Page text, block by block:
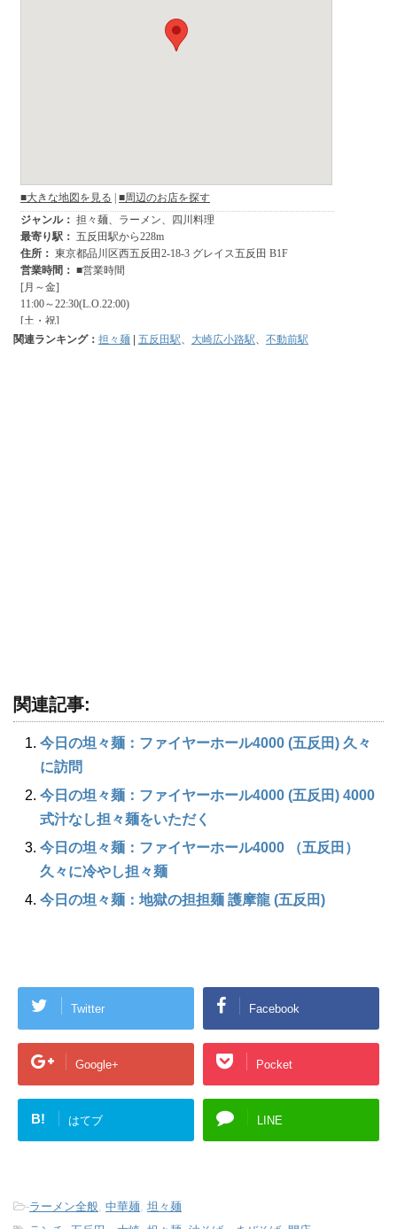
関連ランキング： 担々麺 五反田駅、 大崎広小路駅、 不動前駅
関連記事:
今日の坦々麺：ファイヤーホール4000 (五反田) 久々
に訪問
今日の坦々麺：ファイヤーホール4000 (五反田) 4000
式汁なし担々麺をいただく
今日の坦々麺：ファイヤーホール4000 （五反田）
久々に冷やし担々麺
今日の坦々麺：地獄の担担麺 護摩龍 (五反田)
Twitter Facebook
Google+ Pocket
B! はてブ LINE
-ラーメン全般, 中華麺, 坦々麺